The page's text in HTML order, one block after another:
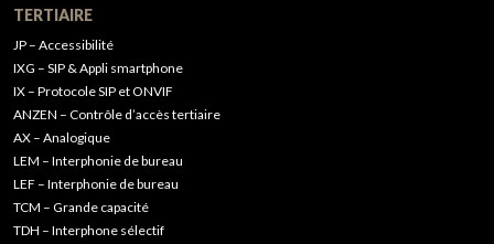
TERTIAIRE
JP – Accessibilité
IXG – SIP & Appli smartphone
IX – Protocole SIP et ONVIF
ANZEN – Contrôle d’accès tertiaire
AX – Analogique
LEM – Interphonie de bureau
LEF – Interphonie de bureau
TCM – Grande capacité
TDH – Interphone sélectif